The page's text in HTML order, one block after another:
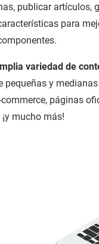
publicar artículos,
para
variedad de
y
páginas
mucho más!